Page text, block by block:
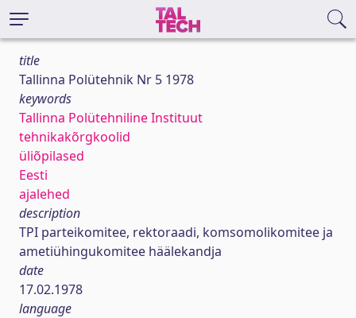
title
Tallinna Polütehnik Nr 5 1978
keywords
Tallinna Polütehniline Instituut
tehnikakõrgkoolid
üliõpilased
Eesti
ajalehed
description
TPI parteikomitee, rektoraadi, komsomolikomitee ja
ametiühingukomitee häälekandja
date
17.02.1978
language